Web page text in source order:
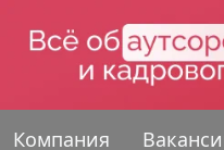
Компания